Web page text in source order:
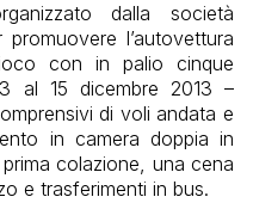
dalla società
l’autovettura
con in palio cinque
al 15 dicembre 2013 –
di voli andata e
in camera doppia in
colazione, una cena
e trasferimenti in bus.